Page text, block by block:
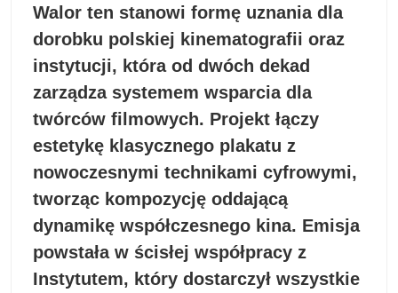
Walor ten stanowi formę uznania dla
dorobku polskiej kinematografii oraz
instytucji, która od dwóch dekad
zarządza systemem wsparcia dla
twórców filmowych. Projekt łączy
estetykę klasycznego plakatu z
nowoczesnymi technikami cyfrowymi,
tworząc kompozycję oddającą
dynamikę współczesnego kina. Emisja
powstała w ścisłej współpracy z
Instytutem, który dostarczył wszystkie